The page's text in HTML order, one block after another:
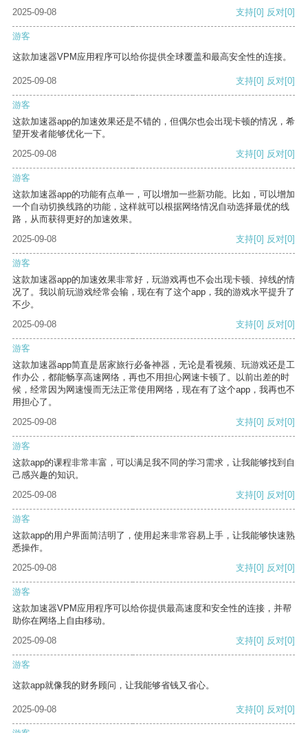
2025-09-08 支持[0] 反对[0]
游客
这款加速器VPM应用程序可以给你提供全球覆盖和最高安全性的连接。
2025-09-08 支持[0] 反对[0]
游客
这款加速器app的加速效果还是不错的，但偶尔也会出现卡顿的情况，希
望开发者能够优化一下。
2025-09-08
支持[0] 反对[0]
游客
这款加速器app的功能有点单一，可以增加一些新功能。比如，可以增加
一个自动切换线路的功能，这样就可以根据网络情况自动选择最优的线
路，从而获得更好的加速效果。
2025-09-08
支持[0] 反对[0]
游客
这款加速器app的加速效果非常好，玩游戏再也不会出现卡顿、掉线的情
况了。我以前玩游戏经常会输，现在有了这个app，我的游戏水平提升了
不少。
2025-09-08
支持[0] 反对[0]
游客
这款加速器app简直是居家旅行必备神器，无论是看视频、玩游戏还是工
作办公，都能畅享高速网络，再也不用担心网速卡顿了。以前出差的时
候，经常因为网速慢而无法正常使用网络，现在有了这个app，我再也不
用担心了。
2025-09-08
支持[0] 反对[0]
游客
这款app的课程非常丰富，可以满足我不同的学习需求，让我能够找到自
己感兴趣的知识。
2025-09-08
支持[0] 反对[0]
游客
这款app的用户界面简洁明了，使用起来非常容易上手，让我能够快速熟
悉操作。
2025-09-08
支持[0] 反对[0]
游客
这款加速器VPM应用程序可以给你提供最高速度和安全性的连接，并帮
助你在网络上自由移动。
2025-09-08
支持[0] 反对[0]
游客
这款app就像我的财务顾问，让我能够省钱又省心。
2025-09-08 支持[0] 反对[0]